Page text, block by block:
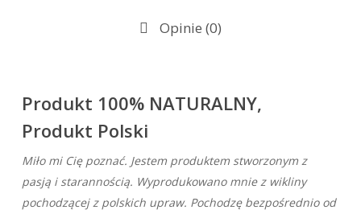
Opinie (0)
Produkt 100% NATURALNY,
Produkt Polski
Miło mi Cię poznać. Jestem produktem stworzonym z
pasją i starannością. Wyprodukowano mnie z wikliny
pochodzącej z polskich upraw. Pochodzę bezpośrednio od